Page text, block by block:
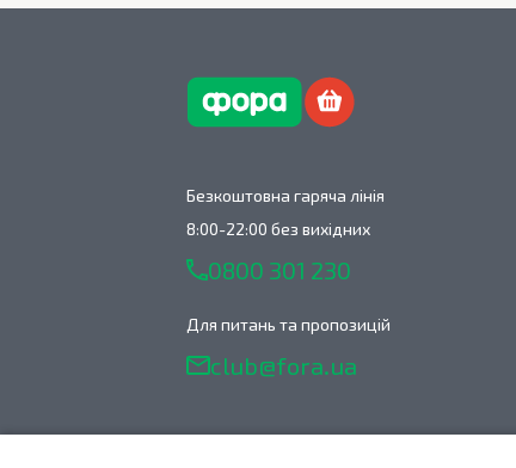
Безкоштовна гаряча лінія
8:00-22:00 без вихідних
0800 301 230
Для питань та пропозицій
club@fora.ua